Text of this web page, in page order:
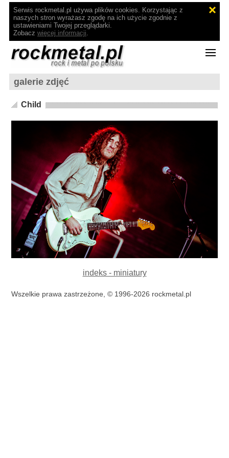
Serwis rockmetal.pl używa plików cookies. Korzystając z
naszych stron wyrażasz zgodę na ich użycie zgodnie z
ustawieniami Twojej przeglądarki.
Zobacz więcej informacji.
galerie zdjęć
Child
indeks - miniatury
Wszelkie prawa zastrzeżone, © 1996-2026 rockmetal.pl